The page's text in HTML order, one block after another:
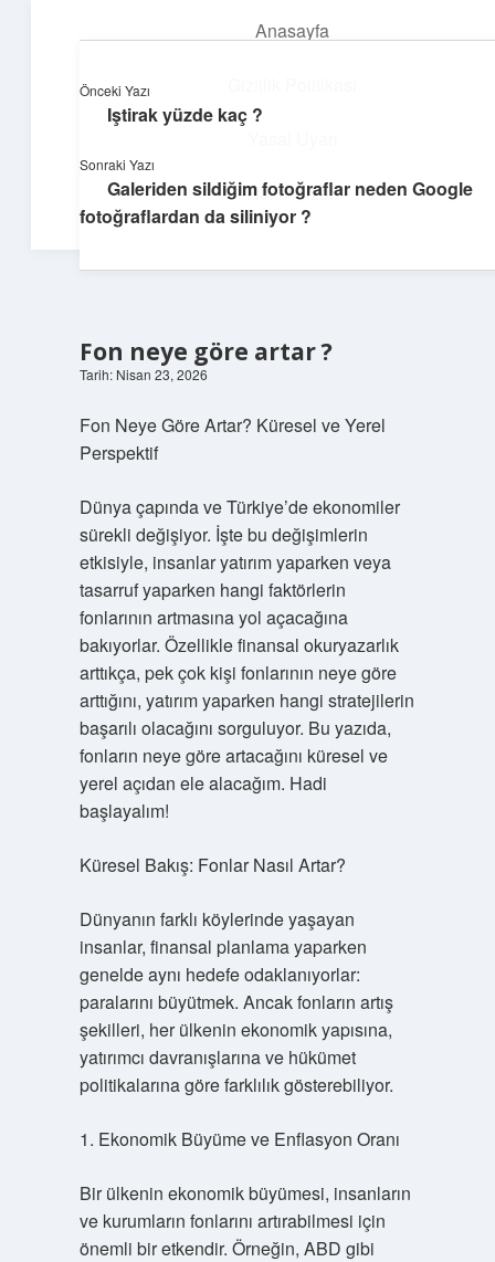
Anasayfa
Hakkımızda
Süper Bilgi Durağı
Fon neye göre artar ?
Tarih: Nisan 23, 2026
Fon Neye Göre Artar? Küresel ve Yerel
Perspektif
Dünya çapında ve Türkiye’de ekonomiler
sürekli değişiyor. İşte bu değişimlerin
etkisiyle, insanlar yatırım yaparken veya
tasarruf yaparken hangi faktörlerin
fonlarının artmasına yol açacağına
bakıyorlar. Özellikle finansal okuryazarlık
arttıkça, pek çok kişi fonlarının neye göre
arttığını, yatırım yaparken hangi stratejilerin
başarılı olacağını sorguluyor. Bu yazıda,
fonların neye göre artacağını küresel ve
yerel açıdan ele alacağım. Hadi
başlayalım!
Küresel Bakış: Fonlar Nasıl Artar?
Dünyanın farklı köylerinde yaşayan
insanlar, finansal planlama yaparken
genelde aynı hedefe odaklanıyorlar:
paralarını büyütmek. Ancak fonların artış
şekilleri, her ülkenin ekonomik yapısına,
yatırımcı davranışlarına ve hükümet
politikalarına göre farklılık gösterebiliyor.
1. Ekonomik Büyüme ve Enflasyon Oranı
Bir ülkenin ekonomik büyümesi, insanların
ve kurumların fonlarını artırabilmesi için
önemli bir etkendir. Örneğin, ABD gibi
Önceki Yazı
Iştirak yüzde kaç ?
Sonraki Yazı
Galeriden sildiğim fotoğraflar neden Google
fotoğraflardan da siliniyor ?